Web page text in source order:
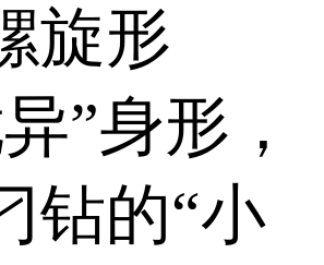
旋形
”身形，
钻的“小